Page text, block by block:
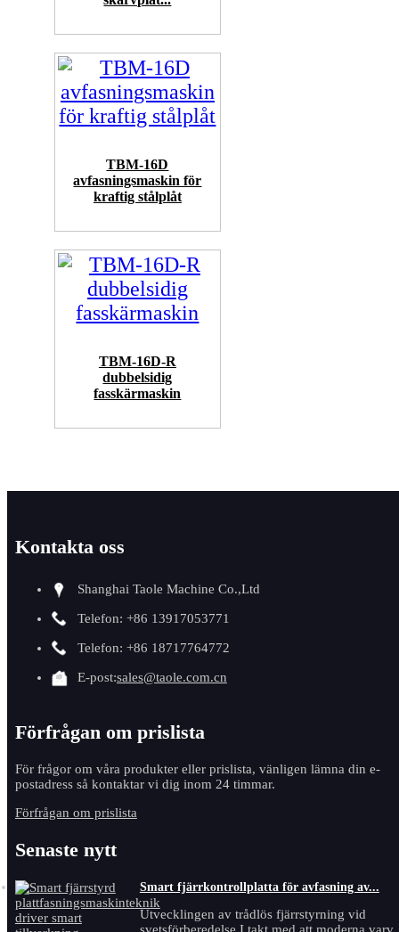
TBM-16D
avfasningsmaskin för
kraftig stålplåt
TBM-16D-R
dubbelsidig
fasskärmaskin
Kontakta oss
Shanghai Taole Machine Co.,Ltd
Telefon: +86 13917053771
Telefon: +86 18717764772
E-post:sales@taole.com.cn
Förfrågan om prislista
För frågor om våra produkter eller prislista, vänligen lämna din e-
postadress så kontaktar vi dig inom 24 timmar.
Förfrågan om prislista
Senaste nytt
Smart fjärrkontrollplatta för avfasning av...
Utvecklingen av trådlös fjärrstyrning vid
svetsförberedelse I takt med att moderna varv